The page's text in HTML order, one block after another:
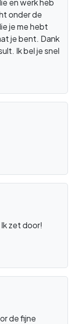
en werk heb
onder de
je me hebt
je bent. Dank
Ik bel je snel
zet door!
de fijne